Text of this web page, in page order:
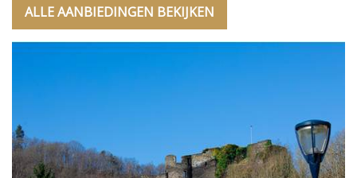
ALLE AANBIEDINGEN BEKIJKEN